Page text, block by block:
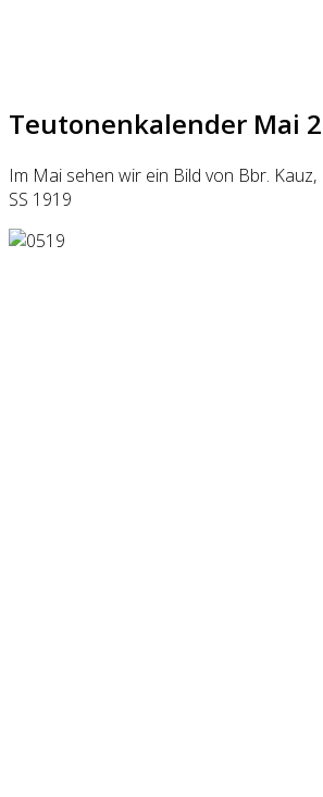
Teutonenkalender Mai
Im Mai sehen wir ein Bild von Bbr.
SS 1919